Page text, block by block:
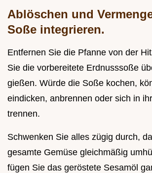
Ablöschen und
Soße integrieren.
Entfernen Sie die Pfanne von der
Sie die vorbereitete Erdnusssoße
gießen. Würde die Soße kochen,
eindicken, anbrennen oder sich in
trennen.
Schwenken Sie alles zügig durch,
gesamte Gemüse gleichmäßig
fügen Sie das geröstete Sesamöl